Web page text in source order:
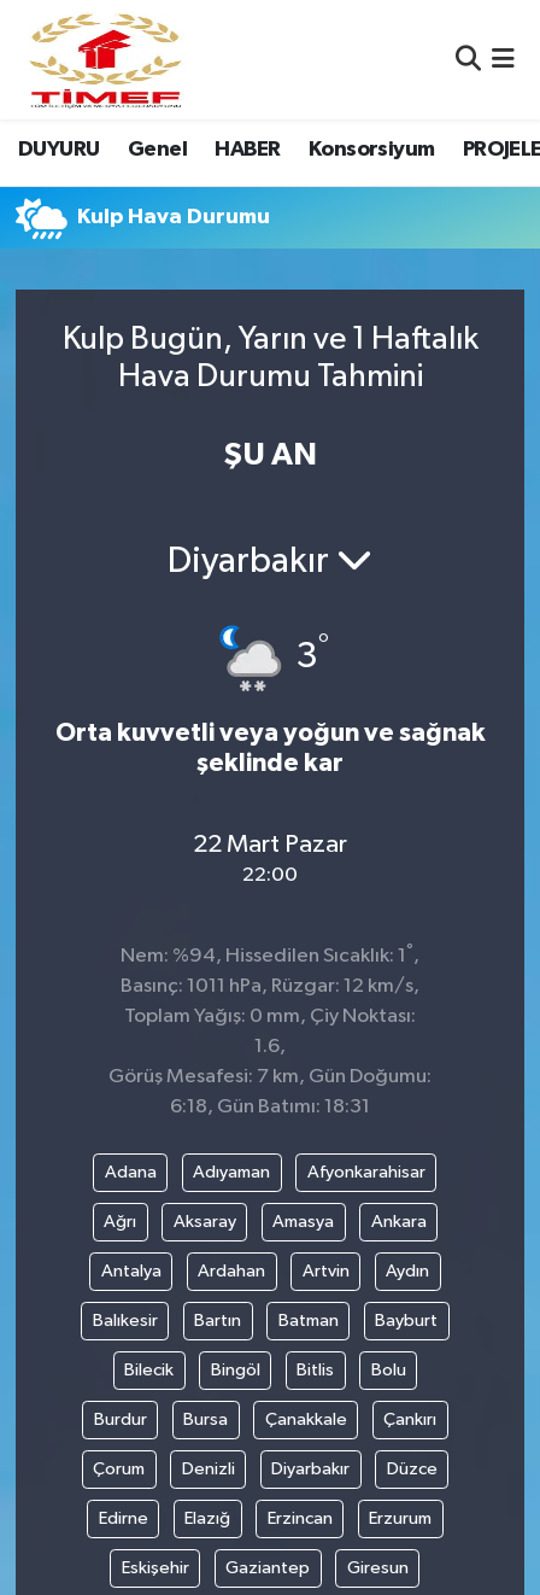
DUYURU Genel HABER Konsorsiyum
Kulp Hava Durumu
Kulp Bugün, Yarın ve 1 Haftalık
Hava Durumu Tahmini
ŞU AN
Diyarbakır
3°
Orta kuvvetli veya yoğun ve sağnak
şeklinde kar
22 Mart Pazar
22:00
Nem: %94, Hissedilen Sıcaklık: 1 ° ,
Basınç: 1011 hPa, Rüzgar: 12 km/s,
Toplam Yağış: 0 mm, Çiy Noktası:
1.6,
Görüş Mesafesi: 7 km, Gün Doğumu:
6:18, Gün Batımı: 18:31
Adana Adıyaman Afyonkarahisar
Ağrı Aksaray Amasya Ankara
Antalya Ardahan Artvin Aydın
Balıkesir Bartın Batman Bayburt
Bilecik Bingöl Bitlis Bolu
Burdur Bursa Çanakkale Çankırı
Çorum Denizli Diyarbakır Düzce
Edirne Elazığ Erzincan Erzurum
Eskişehir Gaziantep Giresun
Anasayfa Kutu
Anasayfa Manşet
Canlı Yayın
Erasmus
PROJELER İNGİLİZCE
Nöbetçi Eczaneler
Hava Durumu
Namaz Vakitleri
Süper Lig Puan Durumu ve Fikstür
Son Dakika Haberleri